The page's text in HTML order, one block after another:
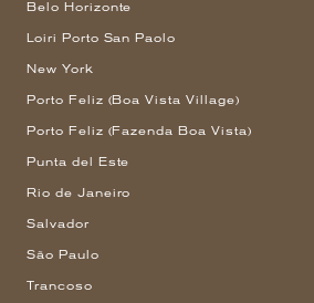
Belo Horizonte
Loiri Porto San Paolo
New York
Porto Feliz (Boa Vista Village)
Porto Feliz (Fazenda Boa Vista)
Punta del Este
Rio de Janeiro
Salvador
São Paulo
Trancoso